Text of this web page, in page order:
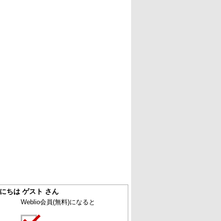
ちは ゲスト さん
Weblio会員(無料)になると